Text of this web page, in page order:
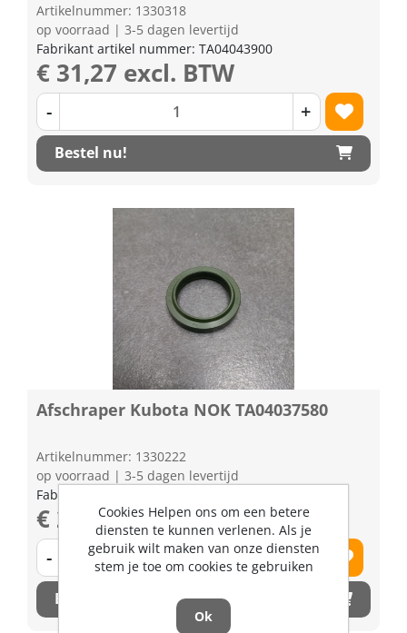
Artikelnummer: 1330318
op voorraad | 3-5 dagen levertijd
Fabrikant artikel nummer: TA04043900
€ 31,27 excl. BTW
- +
Bestel nu!
Afschraper Kubota NOK TA04037580
Artikelnummer: 1330222
op voorraad | 3-5 dagen levertijd
Fabrikant artikel nummer: TA04037580
€ 20,12 excl. BTW
- +
Bestel nu!
Cookies Helpen ons om een betere
diensten te kunnen verlenen. Als je
gebruik wilt maken van onze diensten
stem je toe om cookies te gebruiken
Ok